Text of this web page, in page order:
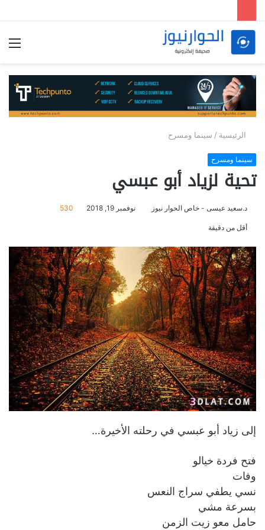
الرئيسية / سينما ومسرح
سينما ومسرح
تحية لزياد أبو عبسي
د.سعيد عيسى - خاص الحوار نيوز نوفمبر 19, 2018 530
أقل من دقيقة
إلى زياد أبو عبسي في رحلته الأخيرة…
فتح فردة خيالو
وفات
نسي يطفي سراج النعس
بسرعة مشي
حامل معو زيت الزمن